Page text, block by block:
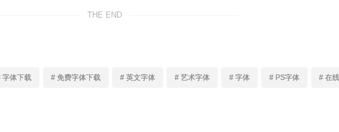
THE END
字体下载 # 免费字体下载 # 英文字体 # 艺术字体 # 字体 # PS字体 # 在